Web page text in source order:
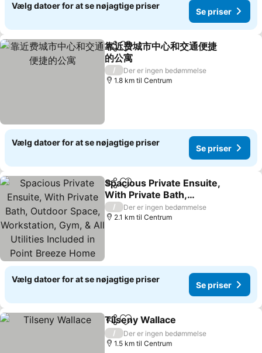
Vælg datoer for at se nøjagtige priser
Se priser
Del Føj til favoritter
靠近费城市中心和交通便捷
的公寓
/
Der er ingen bedømmelse
1.8 km til Centrum
Vælg datoer for at se nøjagtige priser
Se priser
Del Føj til favoritter
Spacious Private Ensuite,
With Private Bath,
Outdoor Space,
Workstation, Gym, & All
/
Der er ingen bedømmelse
2.1 km til Centrum
Vælg datoer for at se nøjagtige priser
Se priser
Del Føj til favoritter
Tilseny Wallace
/
Der er ingen bedømmelse
1.5 km til Centrum